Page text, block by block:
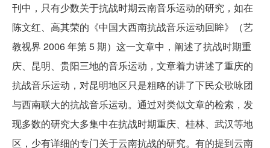
刊中，只有少数关于抗战时期云南音乐运动的研究，如在
陈文红、高其荣的《中国大西南抗战音乐运动回眸》（艺
教视界 2006 年第 5 期）这一文章中，阐述了抗战时期重
庆、昆明、贵阳三地的音乐运动，文章着力讲述了重庆的
抗战音乐运动，对昆明地区只是粗略的讲了下民众歌咏团
与西南联大的抗战音乐运动。通过对类似文章的检索，发
现多数的研究大多集中在抗战时期重庆、桂林、武汉等地
区，少有详细的专门关于云南抗战的研究。有的提到云南